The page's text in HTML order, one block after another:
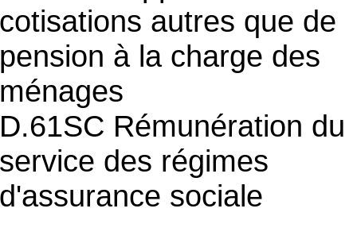
cotisations autres que de
pension à la charge des
ménages
D.61SC Rémunération du
service des régimes
d'assurance sociale